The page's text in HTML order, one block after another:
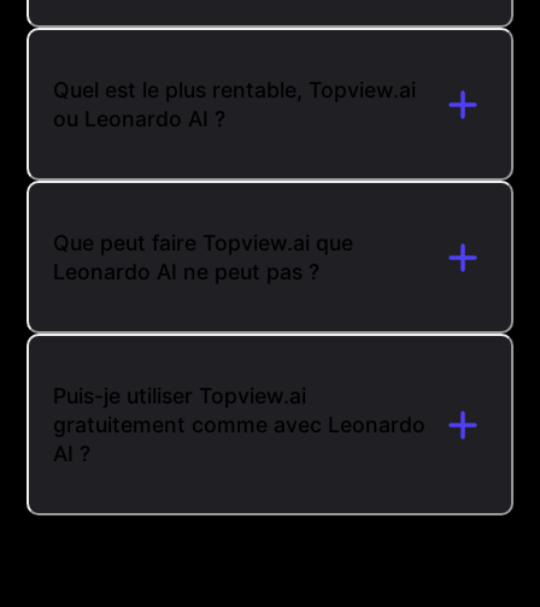
Quel est le plus rentable, Topview.ai
ou Leonardo AI ?
Que peut faire Topview.ai que
Leonardo AI ne peut pas ?
Puis-je utiliser Topview.ai
gratuitement comme avec Leonardo
AI ?